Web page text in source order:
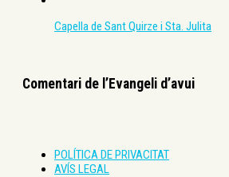
Capella de Sant Quirze i Sta. Julita
Comentari de l’Evangeli d’avui
POLÍTICA DE PRIVACITAT
AVÍS LEGAL